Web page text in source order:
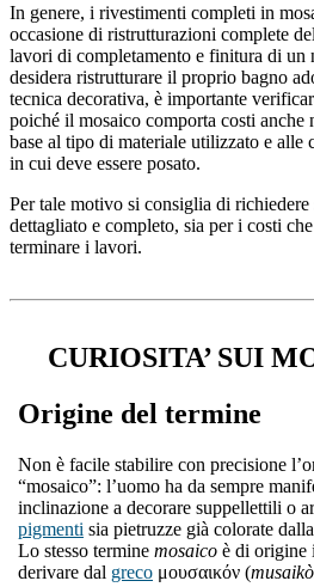
In genere, i rivestimenti completi in
occasione di ristrutturazioni complete
lavori di completamento e finitura di un
desidera ristrutturare il proprio bagno
tecnica decorativa, è importante
poiché il mosaico comporta costi anche
base al tipo di materiale utilizzato e alle
in cui deve essere posato.
Per tale motivo si consiglia di
dettagliato e completo, sia per i costi
terminare i lavori.
CURIOSITA’ SUI
Origine del termine
Non è facile stabilire con precisione
“mosaico”: l’uomo ha da sempre
inclinazione a decorare suppellettili o
pigmenti sia pietruzze già colorate
Lo stesso termine mosaico è di origine
derivare dal greco μουσαικόν (